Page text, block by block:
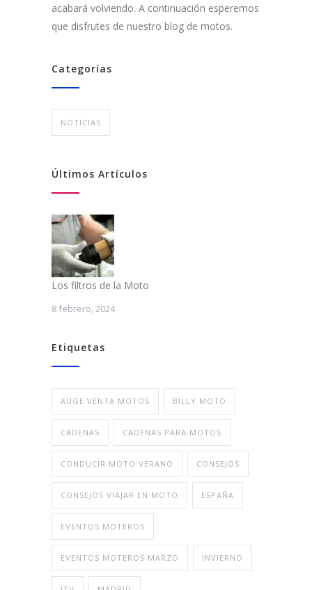
acabará volviendo. A continuación esperemos
que disfrutes de nuestro blog de motos.
Categorías
NOTICIAS
Últimos Artículos
Los filtros de la Moto
8 febrero, 2024
Etiquetas
AUGE VENTA MOTOS BILLY MOTO
CADENAS CADENAS PARA MOTOS
CONDUCIR MOTO VERANO CONSEJOS
CONSEJOS VIAJAR EN MOTO ESPAÑA
EVENTOS MOTEROS
EVENTOS MOTEROS MARZO INVIERNO